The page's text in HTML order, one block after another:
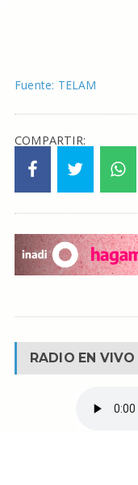
Fuente: TELAM
COMPARTIR:
RADIO EN VIVO